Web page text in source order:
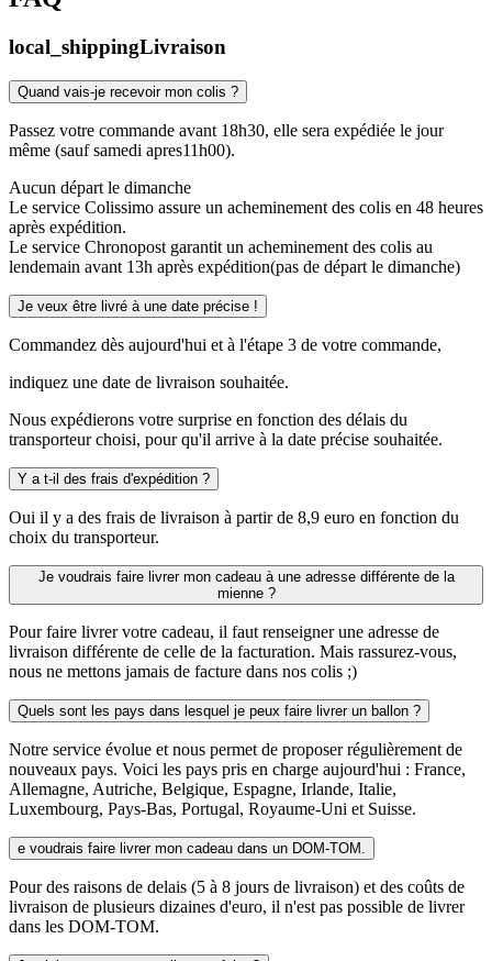
local_shippingLivraison
Quand vais-je recevoir mon colis ?
Passez votre commande avant 18h30, elle sera expédiée le jour
même (sauf samedi apres11h00).
Aucun départ le dimanche
Le service Colissimo assure un acheminement des colis en 48 heures
après expédition.
Le service Chronopost garantit un acheminement des colis au
lendemain avant 13h après expédition(pas de départ le dimanche)
Je veux être livré à une date précise !
Commandez dès aujourd'hui et à l'étape 3 de votre commande,
indiquez une date de livraison souhaitée.
Nous expédierons votre surprise en fonction des délais du
transporteur choisi, pour qu'il arrive à la date précise souhaitée.
Y a t-il des frais d'expédition ?
Oui il y a des frais de livraison à partir de 8,9 euro en fonction du
choix du transporteur.
Je voudrais faire livrer mon cadeau à une adresse différente de la
mienne ?
Pour faire livrer votre cadeau, il faut renseigner une adresse de
livraison différente de celle de la facturation. Mais rassurez-vous,
nous ne mettons jamais de facture dans nos colis ;)
Quels sont les pays dans lesquel je peux faire livrer un ballon ?
Notre service évolue et nous permet de proposer régulièrement de
nouveaux pays. Voici les pays pris en charge aujourd'hui : France,
Allemagne, Autriche, Belgique, Espagne, Irlande, Italie,
Luxembourg, Pays-Bas, Portugal, Royaume-Uni et Suisse.
e voudrais faire livrer mon cadeau dans un DOM-TOM.
Pour des raisons de delais (5 à 8 jours de livraison) et des coûts de
livraison de plusieurs dizaines d'euro, il n'est pas possible de livrer
dans les DOM-TOM.